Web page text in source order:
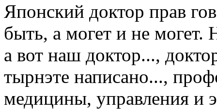
Японский доктор прав
быть, а могет и не
а вот наш доктор...,
тырнэте написано...,
медицины, управления и